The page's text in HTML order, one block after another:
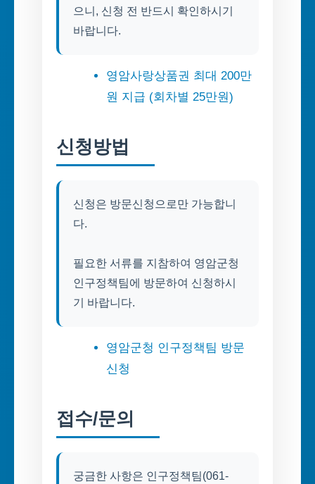
으니, 신청 전 반드시 확인하시기
바랍니다.
영암사랑상품권 최대 200만
원 지급 (회차별 25만원)
신청방법
신청은 방문신청으로만 가능합니
다.
필요한 서류를 지참하여 영암군청
인구정책팀에 방문하여 신청하시
기 바랍니다.
영암군청 인구정책팀 방문
신청
접수/문의
궁금한 사항은 인구정책팀(061-